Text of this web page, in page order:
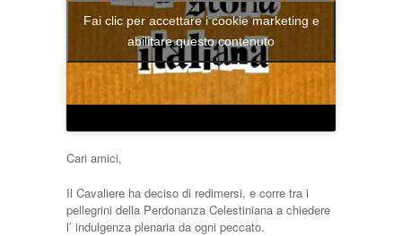
Fai clic per accettare i cookie marketing e
abilitare questo contenuto
Cari amici,
Il Cavaliere ha deciso di redimersi, e corre tra i
pellegrini della Perdonanza Celestiniana a chiedere
l’ indulgenza plenaria da ogni peccato.